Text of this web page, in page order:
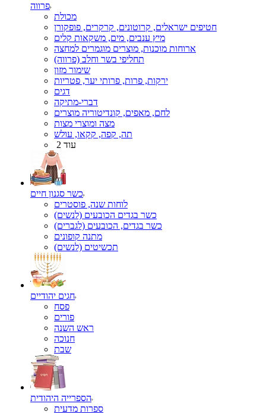
פרווה
מכולת
חטיפים ישראלים, קרוטונים, קרקרים, פופקורן
מיץ ענבים, מים, משקאות קלים
ארוחות מוכנות, מוצרים מוגמרים למחצה
תחליפי בשר וחלב (פרווה)
שימור מזון
ירקות, פרות, פרותי יער, פטריות
דגים
דברי-מתיקה
לחם, מאפים, קונדיטוריה מוצרים
מצה ומוצרי מצות
תה, קפה, קקאו, עולש
עוד 2
כשר סגנון חיים
לוחות שנה, פוסטרים
כשר בגדים הכובעים (לנשים)
כשר בגדים, הכובעים (לגברים)
מתנה קופונים
תכשיטים (לנשים)
חגים יהודיים
פסח
פורים
ראש השנה
חנוכה
שבת
הספרייה היהודית
ספרות מדעית